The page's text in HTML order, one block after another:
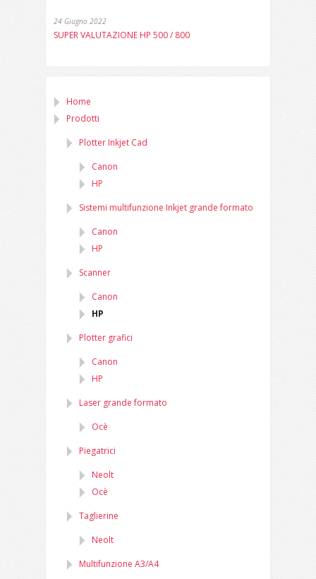
24 Giugno 2022
SUPER VALUTAZIONE HP 500 / 800
Home
Prodotti
Plotter Inkjet Cad
Canon
HP
Sistemi multifunzione Inkjet grande formato
Canon
HP
Scanner
Canon
HP
Plotter grafici
Canon
HP
Laser grande formato
Ocè
Piegatrici
Neolt
Ocè
Taglierine
Neolt
Multifunzione A3/A4